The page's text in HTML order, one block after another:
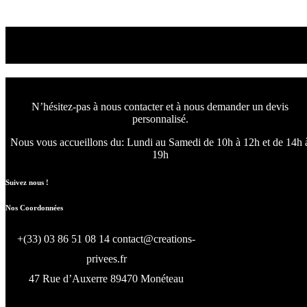
N’hésitez-pas à nous contacter et à nous demander un devis
personnalisé.
Nous vous accueillons du: Lundi au Samedi de 10h à 12h et de 14h
19h
Suivez nous !
Nos Coordonnées
+(33) 03 86 51 08 14 contact@creations-
privees.fr
47 Rue d’Auxerre 89470 Monéteau